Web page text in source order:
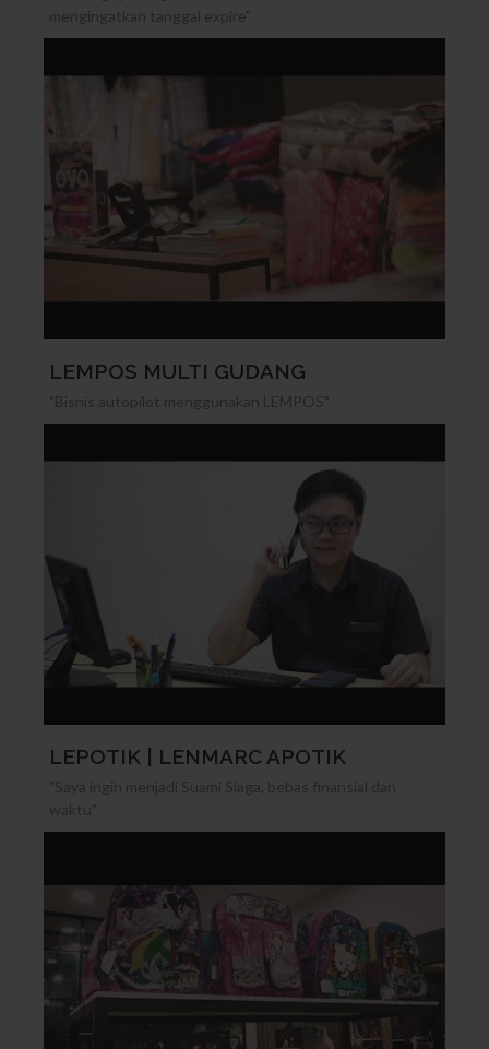
mengingatkan tanggal expire"
LEMPOS MULTI GUDANG
"Bisnis autopilot menggunakan LEMPOS"
LEPOTIK | LENMARC APOTIK
"Saya ingin menjadi Suami Siaga, bebas finansial dan
waktu"